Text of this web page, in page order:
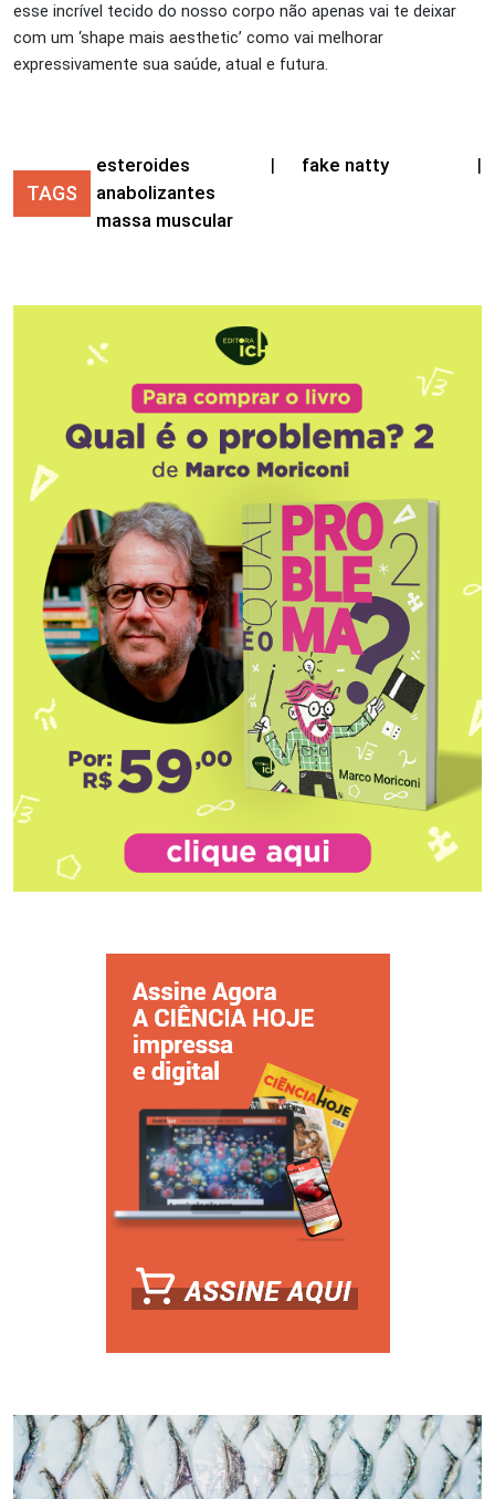
esse incrível tecido do nosso corpo não apenas vai te deixar
com um ‘shape mais aesthetic’ como vai melhorar
expressivamente sua saúde, atual e futura.
TAGS
esteroides
anabolizantes
| fake natty |
massa muscular